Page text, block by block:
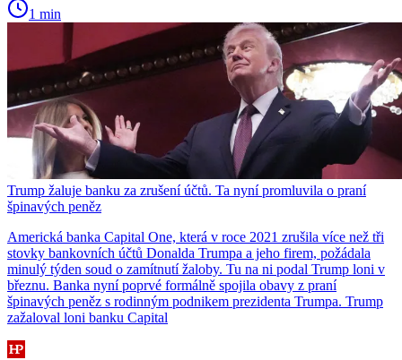
1 min
Trump žaluje banku za zrušení účtů. Ta nyní promluvila o praní
špinavých peněz
Americká banka Capital One, která v roce 2021 zrušila více než tři
stovky bankovních účtů Donalda Trumpa a jeho firem, požádala
minulý týden soud o zamítnutí žaloby. Tu na ni podal Trump loni v
březnu. Banka nyní poprvé formálně spojila obavy z praní
špinavých peněz s rodinným podnikem prezidenta Trumpa. Trump
zažaloval loni banku Capital